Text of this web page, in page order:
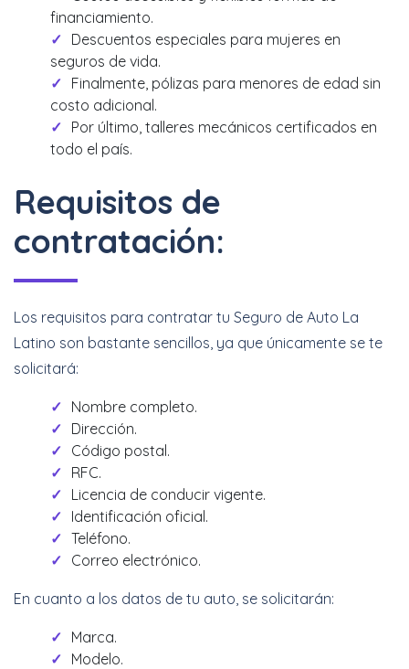
financiamiento.
Descuentos especiales para mujeres en
seguros de vida.
Finalmente, pólizas para menores de edad sin
costo adicional.
Por último, talleres mecánicos certificados en
todo el país.
Requisitos de
contratación:
Los requisitos para contratar tu Seguro de Auto La
Latino son bastante sencillos, ya que únicamente se te
solicitará:
Nombre completo.
Dirección.
Código postal.
RFC.
Licencia de conducir vigente.
Identificación oficial.
Teléfono.
Correo electrónico.
En cuanto a los datos de tu auto, se solicitarán:
Marca.
Modelo.